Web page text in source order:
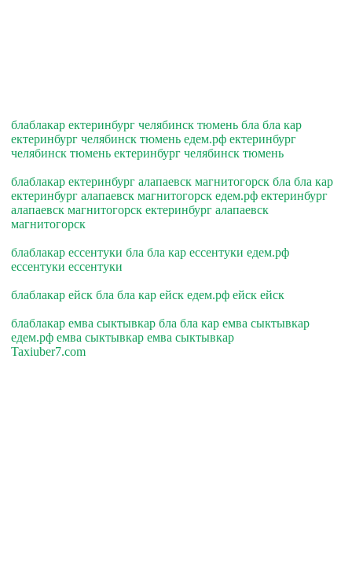
блаблакар ектеринбург челябинск тюмень бла бла кар
ектеринбург челябинск тюмень едем.рф ектеринбург
челябинск тюмень ектеринбург челябинск тюмень
блаблакар ектеринбург алапаевск магнитогорск бла бла кар
ектеринбург алапаевск магнитогорск едем.рф ектеринбург
алапаевск магнитогорск ектеринбург алапаевск
магнитогорск
блаблакар ессентуки бла бла кар ессентуки едем.рф
ессентуки ессентуки
блаблакар ейск бла бла кар ейск едем.рф ейск ейск
блаблакар емва сыктывкар бла бла кар емва сыктывкар
едем.рф емва сыктывкар емва сыктывкар
Taxiuber7.com